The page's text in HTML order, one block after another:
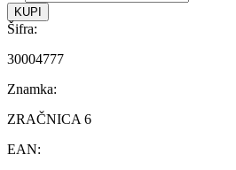
Šifra:
30004777
Znamka:
ZRAČNICA 6
EAN: